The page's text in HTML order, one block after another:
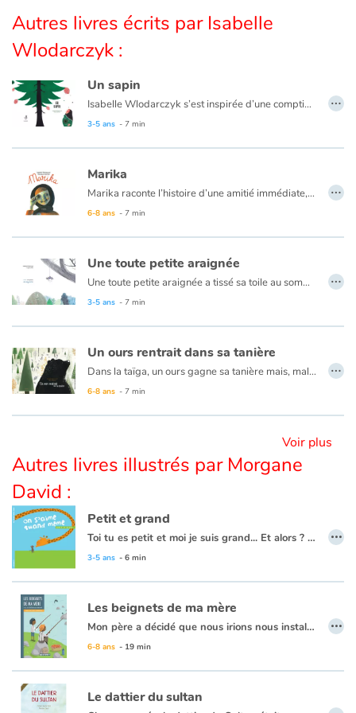
Blog
Actualités
Par thématique
Contes d'ici et d'ailleurs
Autour de la lecture
Apprendre à lire
Activités et ateliers
Apprendre les langues
Nos listes de lecture
Les plus lus
Coups de coeur
Autres livres écrits par Isabelle
Wlodarczyk :
Un sapin
Isabelle Wlodarczyk s’est inspirée d’une comptine pour nous livrer l’histoire de ce sapin, un sapin que chacun d’entre-nous fait roi le temps des fêtes de fin d’année.
3-5 ans - 7 min
…
Marika
Marika raconte l’histoire d’une amitié immédiate, totale, sans frontière aucune. Aucune ? Les lois des adultes vont jouer un mauvais tour à ces deux fillettes qui croient malgré tout en la force d’une promesse. Un album qui fait référence à l’actualité, un récit engagé.
6-8 ans - 7 min
…
Une toute petite araignée
Une toute petite araignée a tissé sa toile au sommet d’un grand arbre et rêve de s’y reposer. Mais le vent se lève…
3-5 ans - 7 min
…
Un ours rentrait dans sa tanière
Dans la taïga, un ours gagne sa tanière mais, maladroit, trébuche sur la queue d’un renard.
Tous s’en mêlent…
6-8 ans - 7 min
…
Voir plus
Autres livres illustrés par Morgane
David :
Petit et grand
Toi tu es petit et moi je suis grand... Et alors ? On s'aime quand même !
3-5 ans - 6 min
…
Les beignets de ma mère
Mon père a décidé que nous irions nous installer à Montgomery, chez ma grand-mère. Les noirs n’y sont pas mieux traités mais j’y serais plus en sécurité. Et puis, ma grand-mère fait la meilleure purée de haricots rouges du quartier ! Nous prenions souvent le bus pour traverser la ville. Les noirs assis à l’arrière, les blancs assis devant. Un jour, avant Noël, une dame a refusé de laisser sa place à un blanc. Elle a osé lui dire non. Ce fut le début d’une grande protestation.
6-8 ans - 19 min
…
Le dattier du sultan